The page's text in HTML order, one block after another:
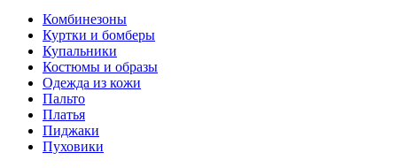
Комбинезоны
Куртки и бомберы
Купальники
Костюмы и образы
Одежда из кожи
Пальто
Платья
Пиджаки
Пуховики